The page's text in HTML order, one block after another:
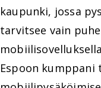
kaupunki, jossa
tarvitsee vain
Espoon kumppani